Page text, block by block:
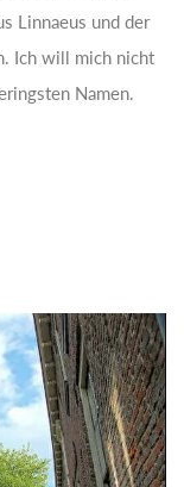
Linnaeus und der
Ich will mich nicht
Namen.